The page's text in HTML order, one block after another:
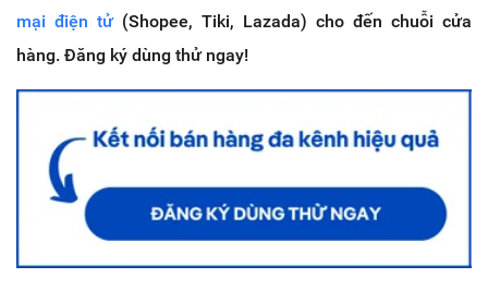
mại điện tử(Shopee, Tiki, Lazada) cho đến chuỗi cửa
hàng. Đăng ký dùng thử ngay!